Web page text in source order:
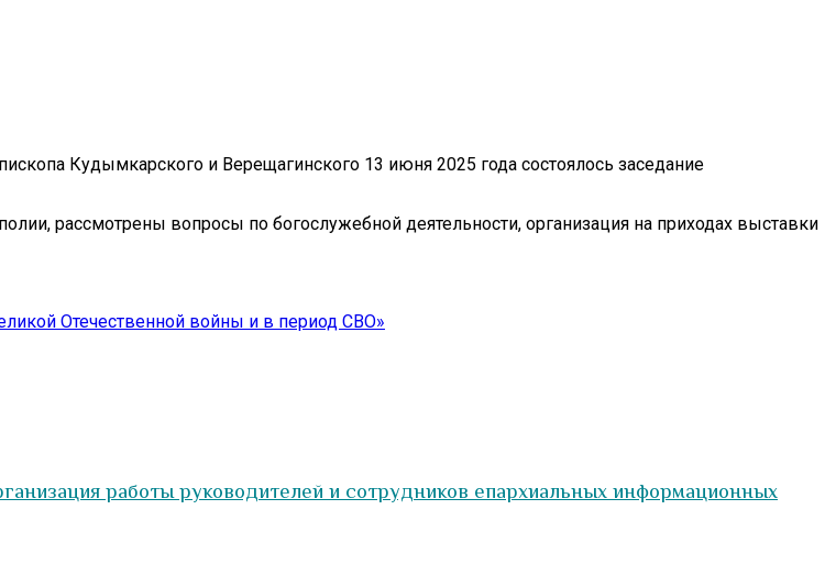
Кудымкарского и Верещагинского 13 июня 2025 года состоялось заседание
рассмотрены вопросы по богослужебной деятельности, организация на приходах выставки
Отечественной войны и в период СВО»
работы руководителей и сотрудников епархиальных информационных